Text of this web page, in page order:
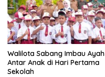
Walilota Sabang Imbau Ayah
Antar Anak di Hari Pertama
Sekolah